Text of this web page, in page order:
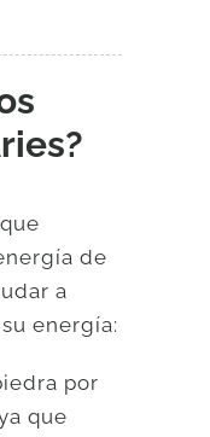
de
a
energía:
por
que